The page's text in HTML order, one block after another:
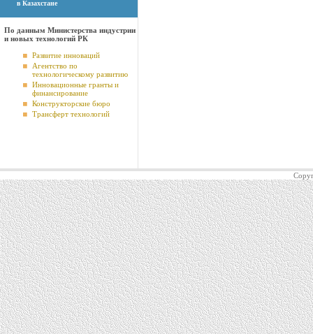
в Казахстане
По данным Министерства индустрии
и новых технологий РК
Развитие инноваций
Агентство по
технологическому развитию
Инновационные гранты и
финансирование
Конструкторские бюро
Трансферт технологий